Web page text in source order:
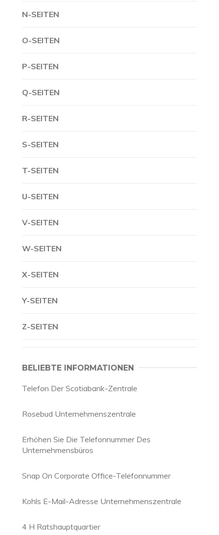
N-SEITEN
O-SEITEN
P-SEITEN
Q-SEITEN
R-SEITEN
S-SEITEN
T-SEITEN
U-SEITEN
V-SEITEN
W-SEITEN
X-SEITEN
Y-SEITEN
Z-SEITEN
BELIEBTE INFORMATIONEN
Telefon Der Scotiabank-Zentrale
Rosebud Unternehmenszentrale
Erhöhen Sie Die Telefonnummer Des
Unternehmensbüros
Snap On Corporate Office-Telefonnummer
Kohls E-Mail-Adresse Unternehmenszentrale
4 H Ratshauptquartier